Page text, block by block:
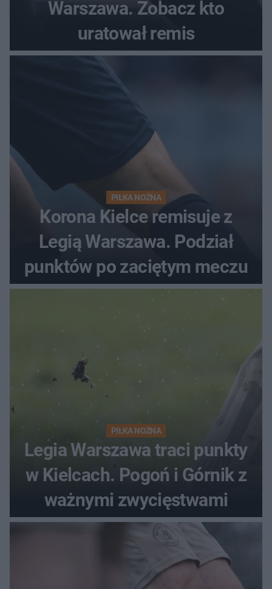
Warszawa. Zobacz kto
uratował remis
PIŁKA NOŻNA
Korona Kielce remisuje z
Legią Warszawa. Podział
punktów po zaciętym meczu
PIŁKA NOŻNA
Legia Warszawa traci punkty
w Kielcach. Pogoń i Górnik z
ważnymi zwycięstwami